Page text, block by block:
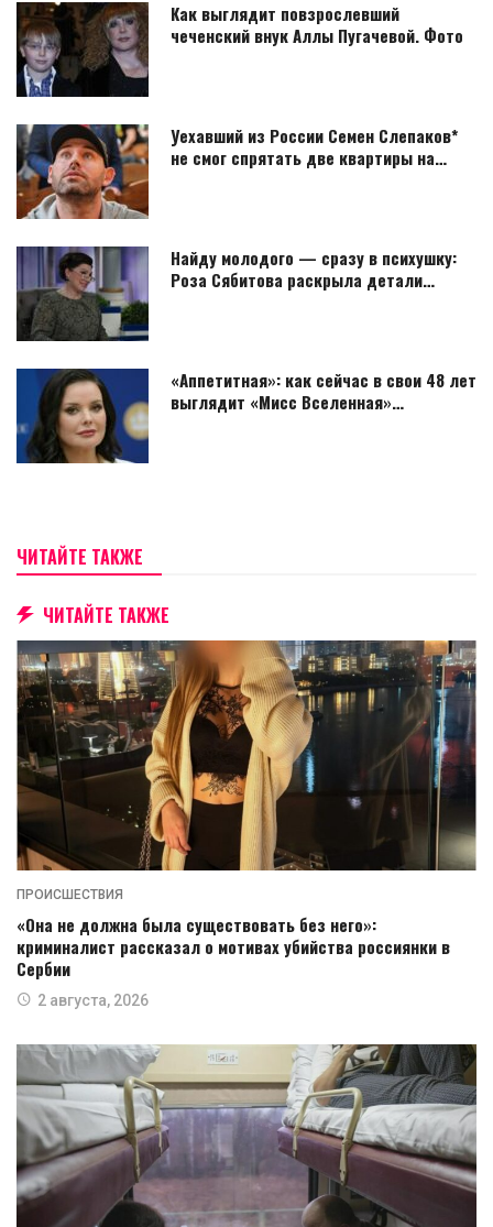
Как выглядит повзрослевший
чеченский внук Аллы Пугачевой. Фото
Уехавший из России Семен Слепаков*
не смог спрятать две квартиры на…
Найду молодого — сразу в психушку:
Роза Сябитова раскрыла детали…
«Аппетитная»: как сейчас в свои 48 лет
выглядит «Мисс Вселенная»…
ЧИТАЙТЕ ТАКЖЕ
ЧИТАЙТЕ ТАКЖЕ
ПРОИСШЕСТВИЯ
«Она не должна была существовать без него»:
криминалист рассказал о мотивах убийства россиянки в
Сербии
2 августа, 2026